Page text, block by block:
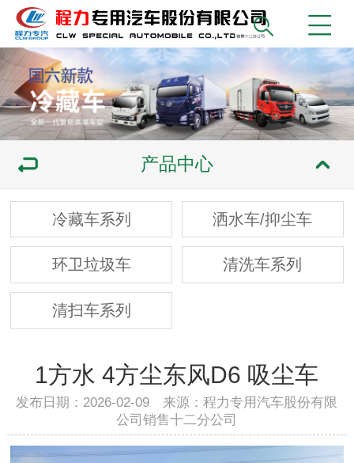
产品中心
冷藏车系列 洒水车/抑尘车
环卫垃圾车 清洗车系列
清扫车系列
1方水 4方尘东风D6 吸尘车
发布日期：2026-02-09 来源：程力专用汽车股份有限
公司销售十二分公司